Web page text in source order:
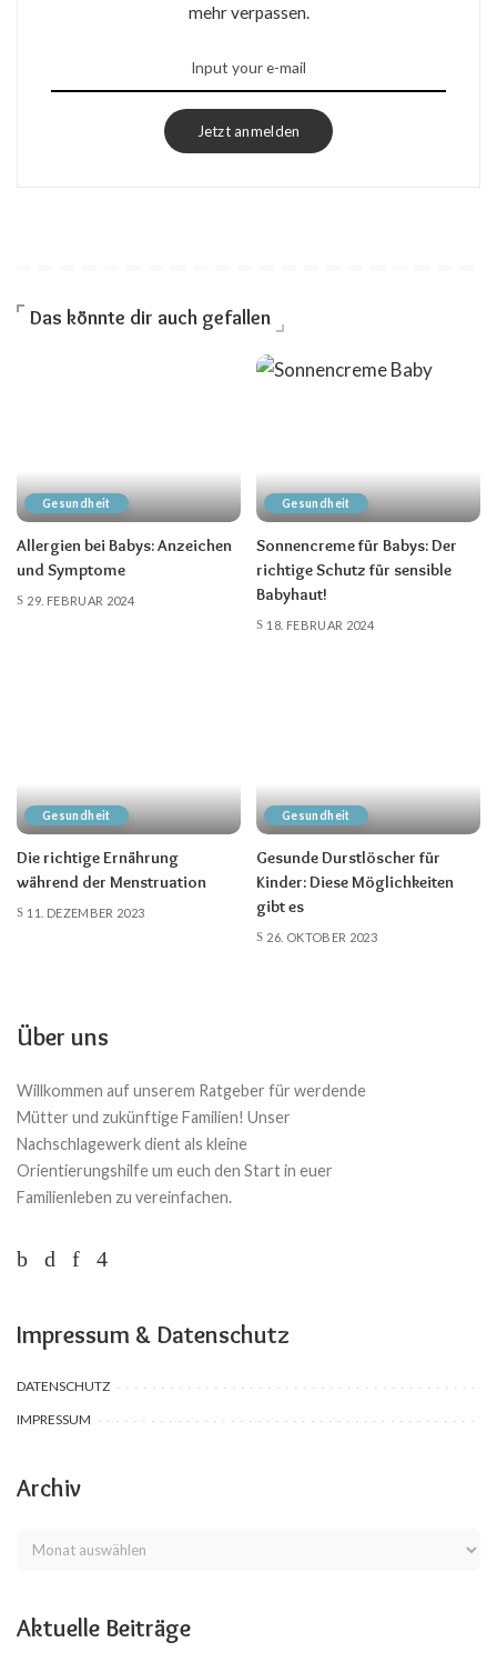
mehr verpassen.
Jetzt anmelden
Das könnte dir auch gefallen
Gesundheit
Allergien bei Babys: Anzeichen
und Symptome
29. FEBRUAR 2024
Gesundheit
Sonnencreme für Babys: Der
richtige Schutz für sensible
Babyhaut!
18. FEBRUAR 2024
Gesundheit
Die richtige Ernährung
während der Menstruation
11. DEZEMBER 2023
Gesundheit
Gesunde Durstlöscher für
Kinder: Diese Möglichkeiten
gibt es
26. OKTOBER 2023
Über uns
Willkommen auf unserem Ratgeber für werdende
Mütter und zukünftige Familien! Unser
Nachschlagewerk dient als kleine
Orientierungshilfe um euch den Start in euer
Familienleben zu vereinfachen.
Impressum & Datenschutz
DATENSCHUTZ
IMPRESSUM
Archiv
Aktuelle Beiträge